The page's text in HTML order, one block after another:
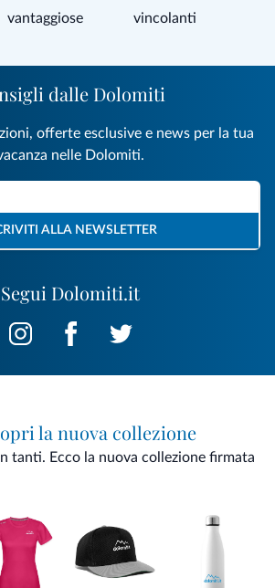
vantaggiose
vincolanti
Segui Dolomiti.it
dalle Dolomiti
offerte esclusive e news per la tua
nelle Dolomiti.
ALLA NEWSLETTER
la nuova collezione
tanti. Ecco la nuova collezione firmata